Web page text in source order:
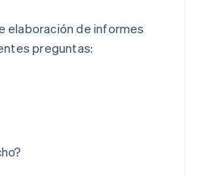
elaboración de informes
preguntas: